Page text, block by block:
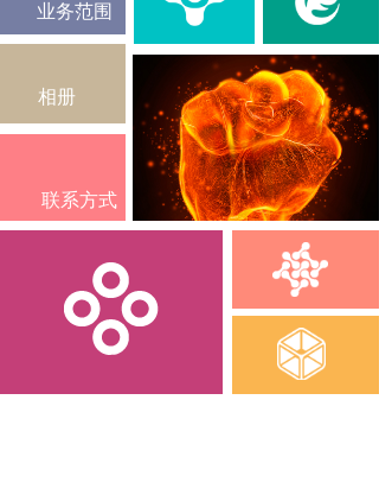
业务范围
相册
联系方式